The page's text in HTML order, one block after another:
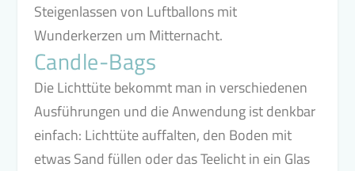
Steigenlassen von Luftballons mit
Wunderkerzen um Mitternacht.
Candle-Bags
Die Lichttüte bekommt man in verschiedenen
Ausführungen und die Anwendung ist denkbar
einfach: Lichttüte auffalten, den Boden mit
etwas Sand füllen oder das Teelicht in ein Glas